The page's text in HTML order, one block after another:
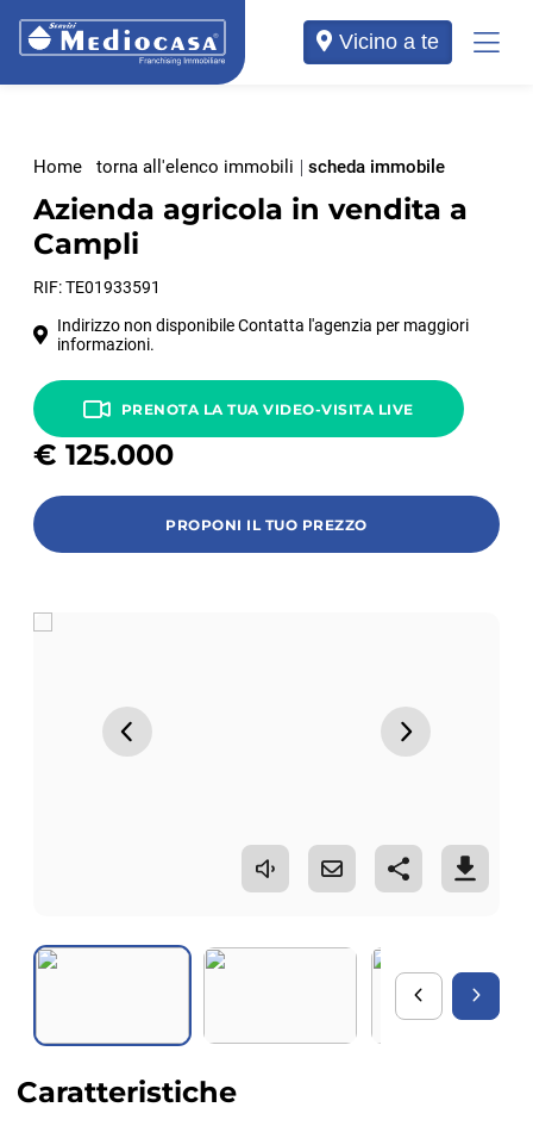
Vicino a te
Home torna all'elenco immobili scheda immobile
Azienda agricola in vendita a
Campli
RIF: TE01933591
Indirizzo non disponibile Contatta l'agenzia per maggiori
informazioni.
PRENOTA LA TUA VIDEO-VISITA LIVE
€ 125.000
PROPONI IL TUO PREZZO
Caratteristiche